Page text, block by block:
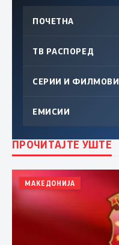
ПОЧЕТНА
ТВ РАСПОРЕД
СЕРИИ И ФИЛМОВИ
ЕМИСИИ
ПРОЧИТАЈТЕ УШТЕ
МАКЕДОНИЈА